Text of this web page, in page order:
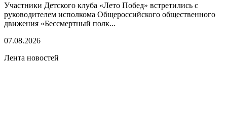
Участники Детского клуба «Лето Побед» встретились с
руководителем исполкома Общероссийского общественного
движения «Бессмертный полк...
07.08.2026
Лента новостей